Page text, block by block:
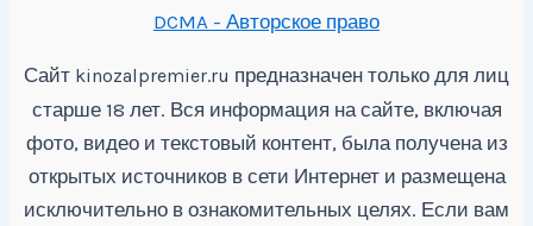
DCMA - Авторское право
Сайт kinozalpremier.ru предназначен только для лиц
старше 18 лет. Вся информация на сайте, включая
фото, видео и текстовый контент, была получена из
открытых источников в сети Интернет и размещена
исключительно в ознакомительных целях. Если вам